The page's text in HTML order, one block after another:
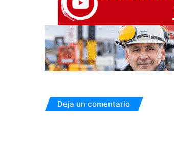
Deja un comentario